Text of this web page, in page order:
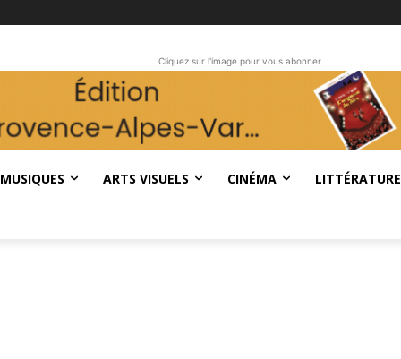
Cliquez sur l'image pour vous abonner
MUSIQUES ARTS VISUELS CINÉMA LITTÉRATURE